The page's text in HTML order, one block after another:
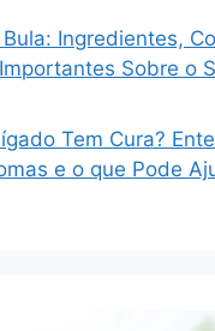
Ingredientes,
Sobre o
Tem Cura?
e o que Pode